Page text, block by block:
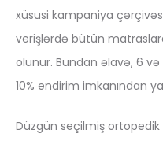
xüsusi kampaniya
verişlərdə bütün
olunur. Bundan əlavə, 6
10% endirim imkanından
Düzgün seçilmiş